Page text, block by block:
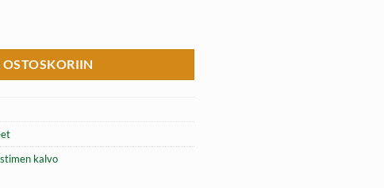
OSTOSKORIIN
kalvo